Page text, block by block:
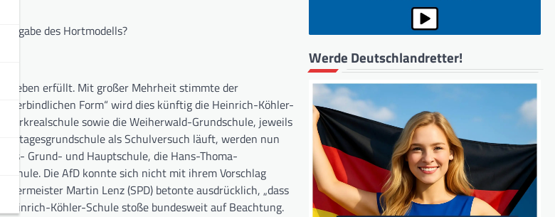
des Hortmodells?
Leben erfüllt. Mit großer Mehrheit stimmte der
Form“ wird dies künftig die Heinrich-Köhler-
sowie die Weiherwald-Grundschule, jeweils
als Schulversuch läuft, werden nun
Grund- und Hauptschule, die Hans-Thoma-
Die AfD konnte sich nicht mit ihrem Vorschlag
Martin Lenz (SPD) betonte ausdrücklich, „dass
Köhler-Schule stoße bundesweit auf Beachtung.
Werde Deutschlandretter!